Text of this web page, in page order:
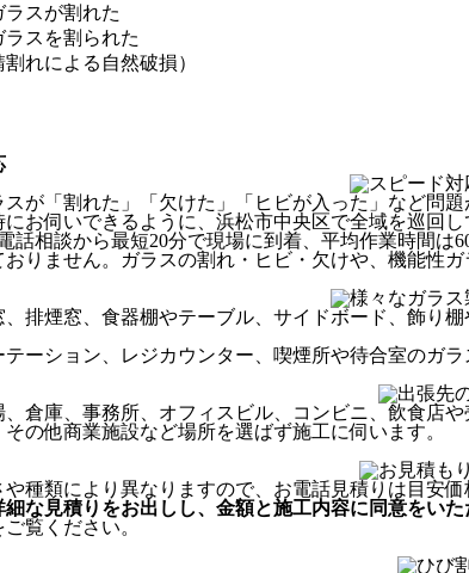
スが割れた
スを割られた
れによる自然破損）
が「割れた」「欠けた」「ヒビが入った」など問
お伺いできるように、浜松市中央区で全域を巡回
話相談から最短20分で現場に到着、平均作業時間は
りません。ガラスの割れ・ヒビ・欠けや、機能性
排煙窓、食器棚やテーブル、サイドボード、飾り
ーション、レジカウンター、喫煙所や待合室のガ
倉庫、事務所、オフィスビル、コンビニ、飲食店
の他商業施設など場所を選ばず施工に伺います。
種類により異なりますので、お電話見積りは目安価
な見積りをお出しし、 金額と施工内容に同意をいた
ご覧ください。